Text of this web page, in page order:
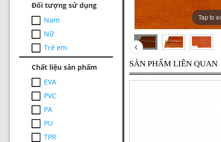
Đối tượng sử dụng
Nam
Nữ
Trẻ em
Chất liệu sản phẩm
EVA
PVC
PA
PU
TPR
Tap to
SẢN PHẨM LIÊN QUAN